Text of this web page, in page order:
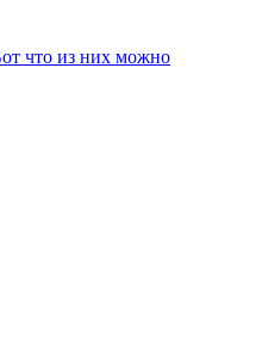
что из них можно